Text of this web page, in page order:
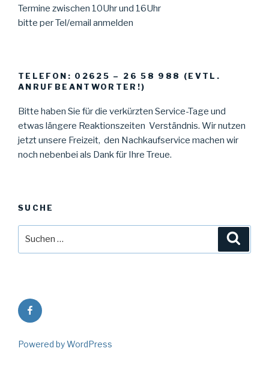
Termine zwischen 10Uhr und 16Uhr
bitte per Tel/email anmelden
TELEFON: 02625 – 26 58 988 (EVTL.
ANRUFBEANTWORTER!)
Bitte haben Sie für die verkürzten Service-Tage und
etwas längere Reaktionszeiten Verständnis. Wir nutzen
jetzt unsere Freizeit, den Nachkaufservice machen wir
noch nebenbei als Dank für Ihre Treue.
SUCHE
Facebook
Powered by WordPress